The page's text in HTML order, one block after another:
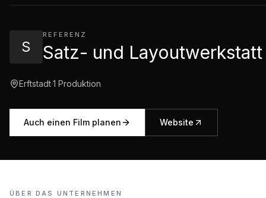
S
REFERENZ
Satz- und
Erftstadt·1 Produktion
Auch einen Film planen Website
ÜBER DAS UNTERNEHMEN